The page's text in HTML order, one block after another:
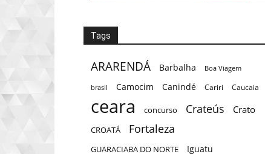
Tags
ARARENDÁ Barbalha Boa Viagem
brasil Camocim Canindé Cariri Caucaia
ceara concurso Crateús Crato
CROATÁ Fortaleza
GUARACIABA DO NORTE Iguatu